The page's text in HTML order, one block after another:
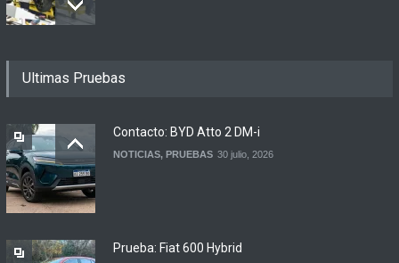
de agosto 2026 en
Ultimas Pruebas
Contacto: BYD Atto 2 DM-i
NOTICIAS, PRUEBAS 30 julio, 2026
Prueba: Fiat 600 Hybrid